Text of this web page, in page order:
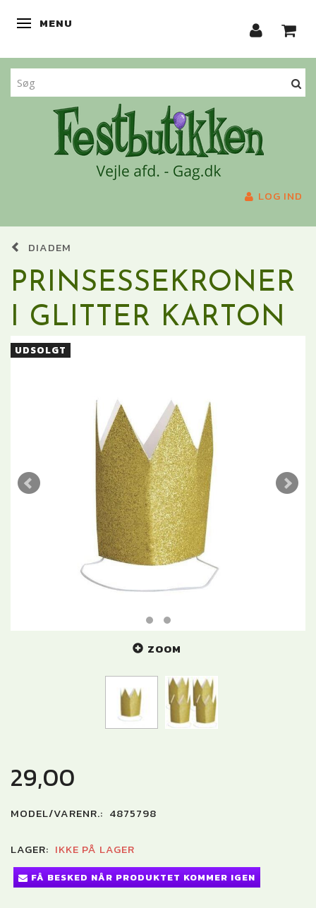
SKIFTE NAVIGATION
MENU
LOG IND
DIADEM
PRINSESSEKRONER
I GLITTER KARTON
UDSOLGT
ZOOM
29,00
MODEL/VARENR.: 4875798
LAGER: IKKE PÅ LAGER
FÅ BESKED NÅR PRODUKTET KOMMER IGEN